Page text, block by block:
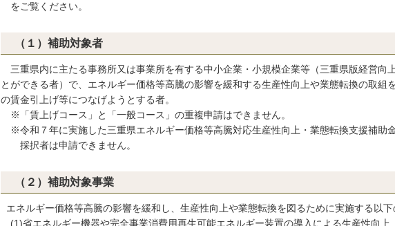
をご覧ください。
（１）補助対象者
三重県内に主たる事務所又は事業所を有する中小企業・小規模企業等（三重県版経営向
とができる者）で、エネルギー価格等高騰の影響を緩和する生産性向上や業態転換の取組
の賃金引上げ等につなげようとする者。
※「賃上げコース」と「一般コース」の重複申請はできません。
※令和７年に実施した三重県エネルギー価格等高騰対応生産性向上・業態転換支援補助
採択者は申請できません。
（２）補助対象事業
エネルギー価格等高騰の影響を緩和し、生産性向上や業態転換を図るために実施する以
(1)省エネルギー機器や完全事業消費用再生可能エネルギー装置の導入による生産性向上